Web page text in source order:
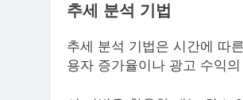
추세 분석 기법
추세 분석 기법은 시간에 따
용자 증가율이나 광고 수익